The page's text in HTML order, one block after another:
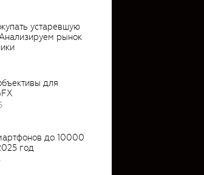
устаревшую
рынок
для
до 10000
год